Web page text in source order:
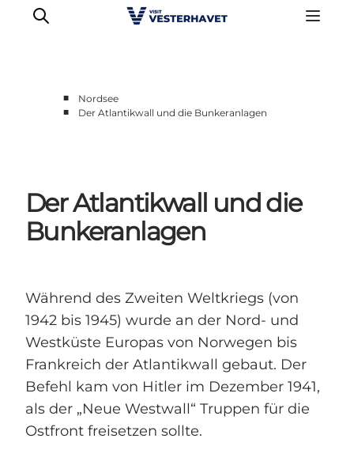
Essen & Übernachtung
Tickets kaufen
Plane deine Reise
■
Nordsee
■
Der Atlantikwall und die Bunkeranlagen
Der Atlantikwall und die
Bunkeranlagen
Während des Zweiten Weltkriegs (von
1942 bis 1945) wurde an der Nord- und
Westküste Europas von Norwegen bis
Frankreich der Atlantikwall gebaut. Der
Befehl kam von Hitler im Dezember 1941,
als der „Neue Westwall“ Truppen für die
Ostfront freisetzen sollte.